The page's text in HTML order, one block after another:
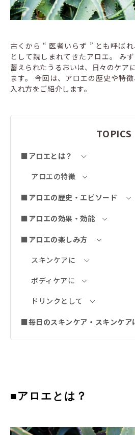
古くから “ 医者いらず ” とも呼ば
として親しまれてきたアロエ。 み
蓄えられたうるおいは、日々のケア
ます。 今回は、アロエの歴史や特
入れ方をご紹介します。
TOPICS
■アロエとは？
アロエの特徴
■アロエの歴史・エピソード
■アロエの効果・効能
■アロエの楽しみ方
スキンケアに
ボディケアに
ドリンクとして
■毎日のスキンケア・スキンケア
■アロエとは？